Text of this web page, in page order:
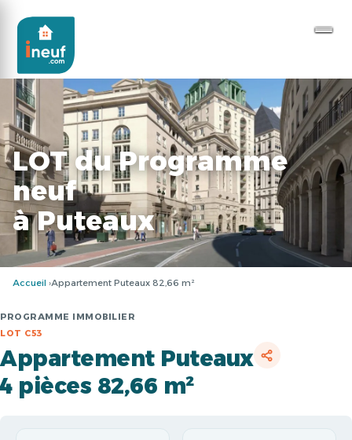
LOT du Programme
neuf
à Puteaux
Accueil Appartement Puteaux 82,66 m²
PROGRAMME IMMOBILIER
LOT C53
Appartement Puteaux
4 pièces 82,66 m²